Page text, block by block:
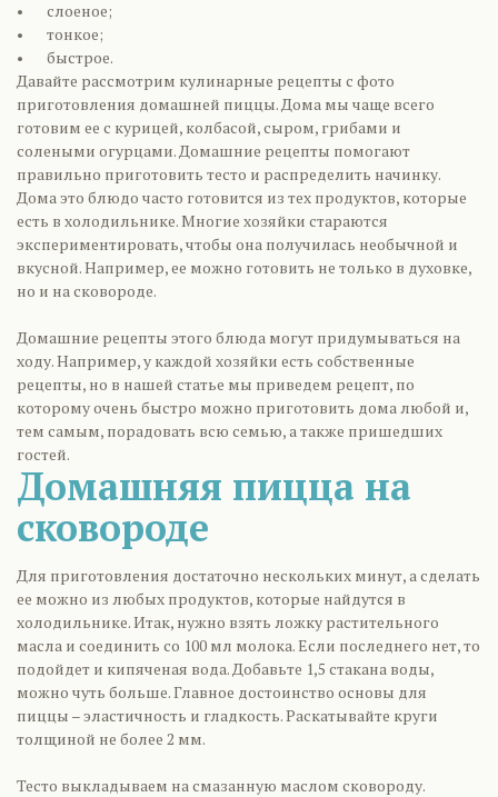
• слоеное;
• тонкое;
• быстрое.
Давайте рассмотрим кулинарные рецепты с фото
приготовления домашней пиццы. Дома мы чаще всего
готовим ее с курицей, колбасой, сыром, грибами и
солеными огурцами. Домашние рецепты помогают
правильно приготовить тесто и распределить начинку.
Дома это блюдо часто готовится из тех продуктов, которые
есть в холодильнике. Многие хозяйки стараются
экспериментировать, чтобы она получилась необычной и
вкусной. Например, ее можно готовить не только в духовке,
но и на сковороде.
Домашние рецепты этого блюда могут придумываться на
ходу. Например, у каждой хозяйки есть собственные
рецепты, но в нашей статье мы приведем рецепт, по
которому очень быстро можно приготовить дома любой и,
тем самым, порадовать всю семью, а также пришедших
гостей.
Домашняя пицца на
сковороде
Для приготовления достаточно нескольких минут, а сделать
ее можно из любых продуктов, которые найдутся в
холодильнике. Итак, нужно взять ложку растительного
масла и соединить со 100 мл молока. Если последнего нет, то
подойдет и кипяченая вода. Добавьте 1,5 стакана воды,
можно чуть больше. Главное достоинство основы для
пиццы – эластичность и гладкость. Раскатывайте круги
толщиной не более 2 мм.
Тесто выкладываем на смазанную маслом сковороду.